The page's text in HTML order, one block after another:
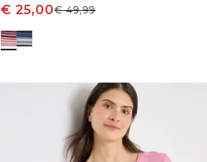
€ 25,00€49,99